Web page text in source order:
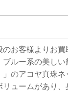
のお客様よりお買
ブルー系の美し
」のアコヤ真珠
リュームがあり